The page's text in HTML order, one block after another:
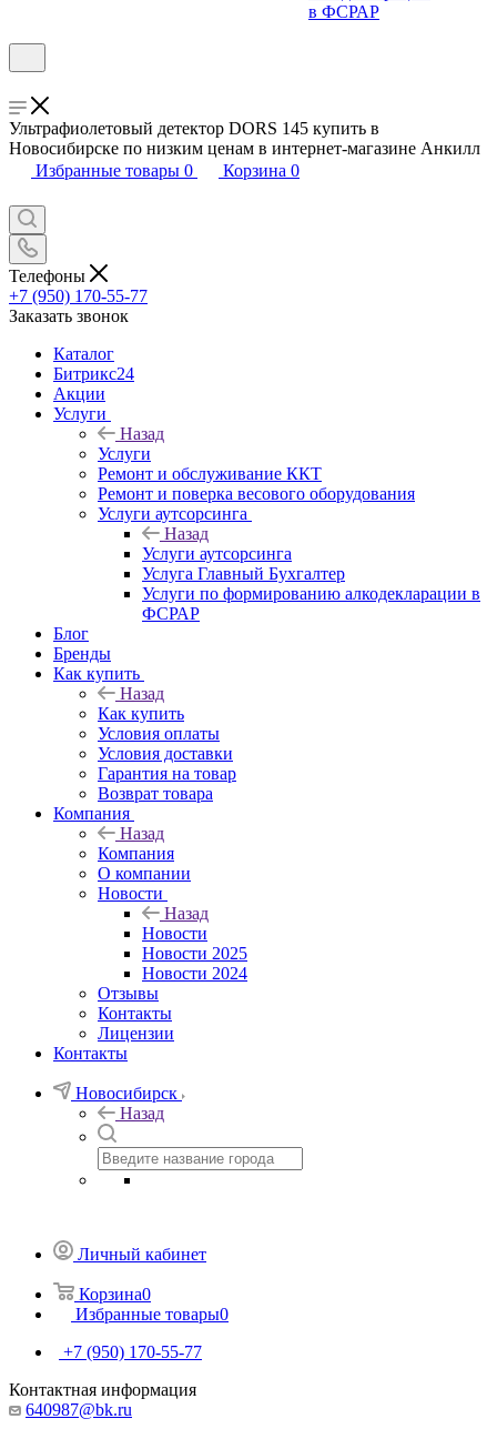
в ФСРАР
Ультрафиолетовый детектор DORS 145 купить в
Новосибирске по низким ценам в интернет-магазине Анкилл
Избранные товары 0 Корзина 0
Телефоны
+7 (950) 170-55-77
Заказать звонок
Каталог
Битрикс24
Акции
Услуги
Назад
Услуги
Ремонт и обслуживание ККТ
Ремонт и поверка весового оборудования
Услуги аутсорсинга
Назад
Услуги аутсорсинга
Услуга Главный Бухгалтер
Услуги по формированию алкодекларации в
ФСРАР
Блог
Бренды
Как купить
Назад
Как купить
Условия оплаты
Условия доставки
Гарантия на товар
Возврат товара
Компания
Назад
Компания
О компании
Новости
Назад
Новости
Новости 2025
Новости 2024
Отзывы
Контакты
Лицензии
Контакты
Новосибирск
Назад
Личный кабинет
Корзина0
Избранные товары0
+7 (950) 170-55-77
Контактная информация
640987@bk.ru